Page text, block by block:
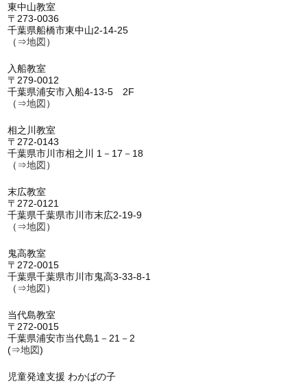
東中山教室
〒273-0036
千葉県船橋市東中山2-14-25
（⇒地図 ）
入船教室
〒279-0012
千葉県浦安市入船4-13-5 2F
（⇒地図 ）
相之川教室
〒272-0143
千葉県市川市相之川 1－17－18
（⇒地図 ）
末広教室
〒272-0121
千葉県千葉県市川市末広2-19-9
（⇒地図 ）
鬼高教室
〒272-0015
千葉県千葉県市川市鬼高3-33-8-1
（⇒地図 ）
当代島教室
〒272-0015
千葉県浦安市当代島1－21－2
(⇒地図)
児童発達支援 わかばの子